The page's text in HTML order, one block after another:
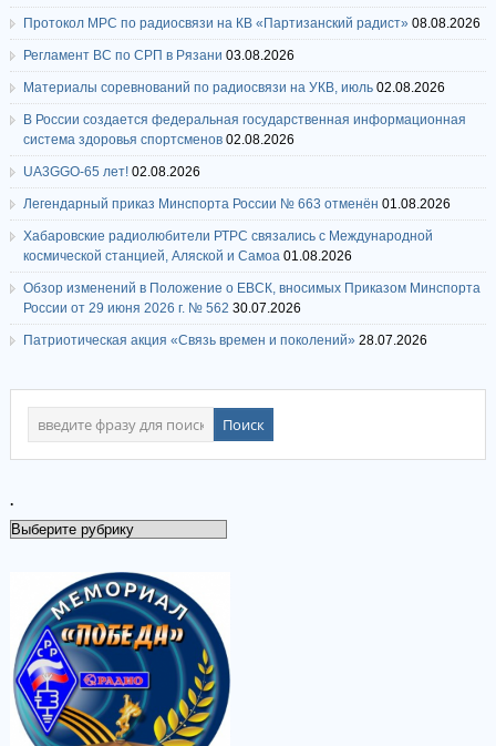
Протокол МРС по радиосвязи на КВ «Партизанский радист» 08.08.2026
Регламент ВС по СРП в Рязани 03.08.2026
Материалы соревнований по радиосвязи на УКВ, июль 02.08.2026
В России создается федеральная государственная информационная
система здоровья спортсменов 02.08.2026
UA3GGO-65 лет! 02.08.2026
Легендарный приказ Минспорта России № 663 отменён 01.08.2026
Хабаровские радиолюбители РТРС связались с Международной
космической станцией, Аляской и Самоа 01.08.2026
Обзор изменений в Положение о ЕВСК, вносимых Приказом Минспорта
России от 29 июня 2026 г. № 562 30.07.2026
Патриотическая акция «Связь времен и поколений» 28.07.2026
.